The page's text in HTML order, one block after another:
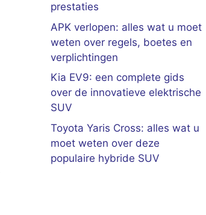
prestaties
APK verlopen: alles wat u moet
weten over regels, boetes en
verplichtingen
Kia EV9: een complete gids
over de innovatieve elektrische
SUV
Toyota Yaris Cross: alles wat u
moet weten over deze
populaire hybride SUV